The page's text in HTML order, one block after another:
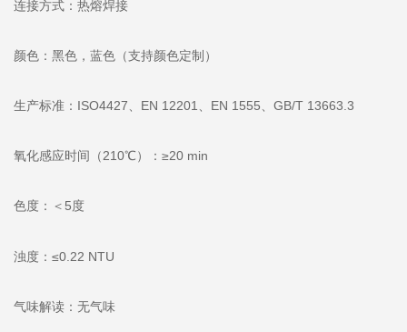
连接方式：热熔焊接
颜色：黑色，蓝色（支持颜色定制）
生产标准：ISO4427、EN 12201、EN 1555、GB/T 13663.3
氧化感应时间（210℃）：≥20 min
色度：＜5度
浊度：≤0.22 NTU
气味解读：无气味